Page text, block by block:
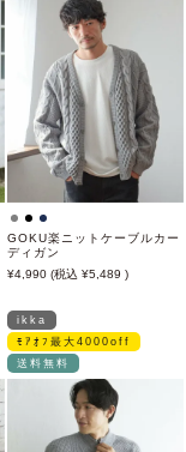
GOKU楽ニットケーブルカー
ディガン
4,990
5,489
ikka
ﾓｱｵﾌ最大4000off
送料無料